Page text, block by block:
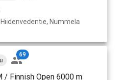
Nummela
69
/ Finnish Open 6000 m